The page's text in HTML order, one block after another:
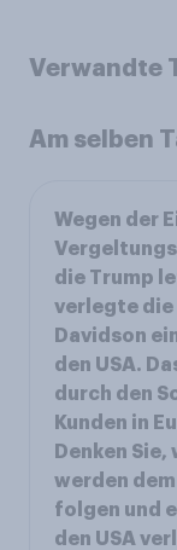
Verwandte
Am selben
Wegen der
die Trump
verlegte die
Davidson
den USA.
durch den
Kunden in
Denken
werden
folgen und
den USA